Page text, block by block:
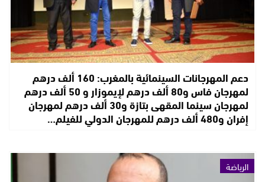
دعم المهرجانات السينمائية بالمغرب: 160 ألف درهم
لمهرجان فاس و80 ألف درهم لإيموزار و 50 ألف درهم
لمهرجان سينما المقهى بتازة و30 ألف درهم لمهرجان
إفران و480 ألف درهم للمهرجان الدولي للفيلم…
الرياضة